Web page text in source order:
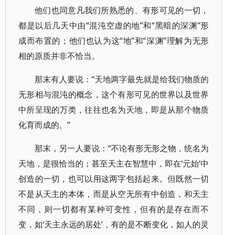
他们也同意凡我们所熟悉的、有形可见的一切，
都是以后几天中由“混沌空虚的地”和“黑暗的深渊”形
成而布置的；他们也认为这“地”和“深渊”理解为无形
相的原质并非不恰当。
那末有人要说：“天地两字最先就是给我们物质的
无形相与混沌的概念，这个有形可见的世界以及世界
中所呈现的万类，往往也名为天地，即是从那个物质
化育而成的。”
那末，另一人要说：“不论有形无形之物，统名为
天地，是很恰当的；甚至天主在智慧中，即在‘元始’中
创造的一切，也可以用这两字包括起来。但既然一切
不是从天主的本体，而是从空无所有中创造，和天主
不同，则一切都有某种可变性，但有的是存在而不
变，如‘天主永远的居处’，有的是不断变化，如人的灵